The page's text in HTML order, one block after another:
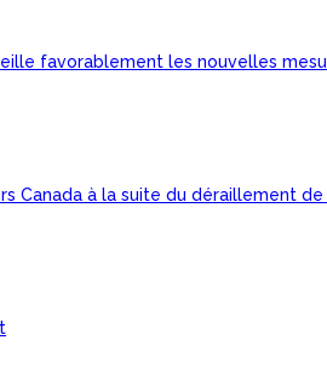
favorablement les nouvelles
Canada à la suite du déraillement de